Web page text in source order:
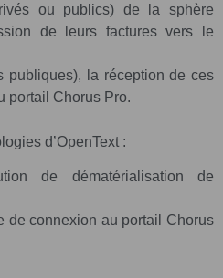
ou publics) de la sphère
de leurs factures vers le
publiques), la réception de ces
portail Chorus Pro.
d’OpenText :
de dématérialisation de
de connexion au portail Chorus